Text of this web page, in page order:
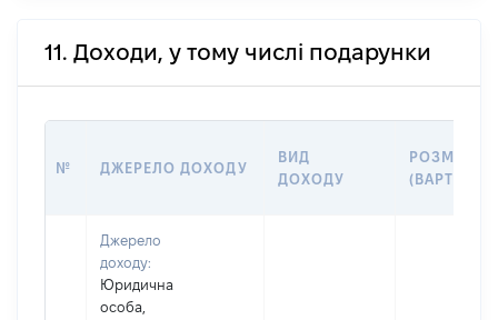
11. Доходи, у тому числі подарунки
№ ДЖЕРЕЛО ДОХОДУ
ВИД
ДОХОДУ
РОЗМІР
(ВАРТІСТЬ)
Джерело
доходу:
Юридична
особа,